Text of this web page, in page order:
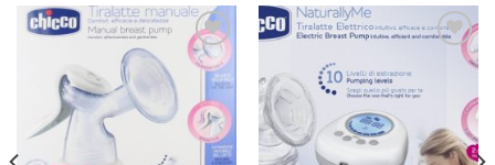
Añadir
a la
lista de
deseos
lista de
deseos